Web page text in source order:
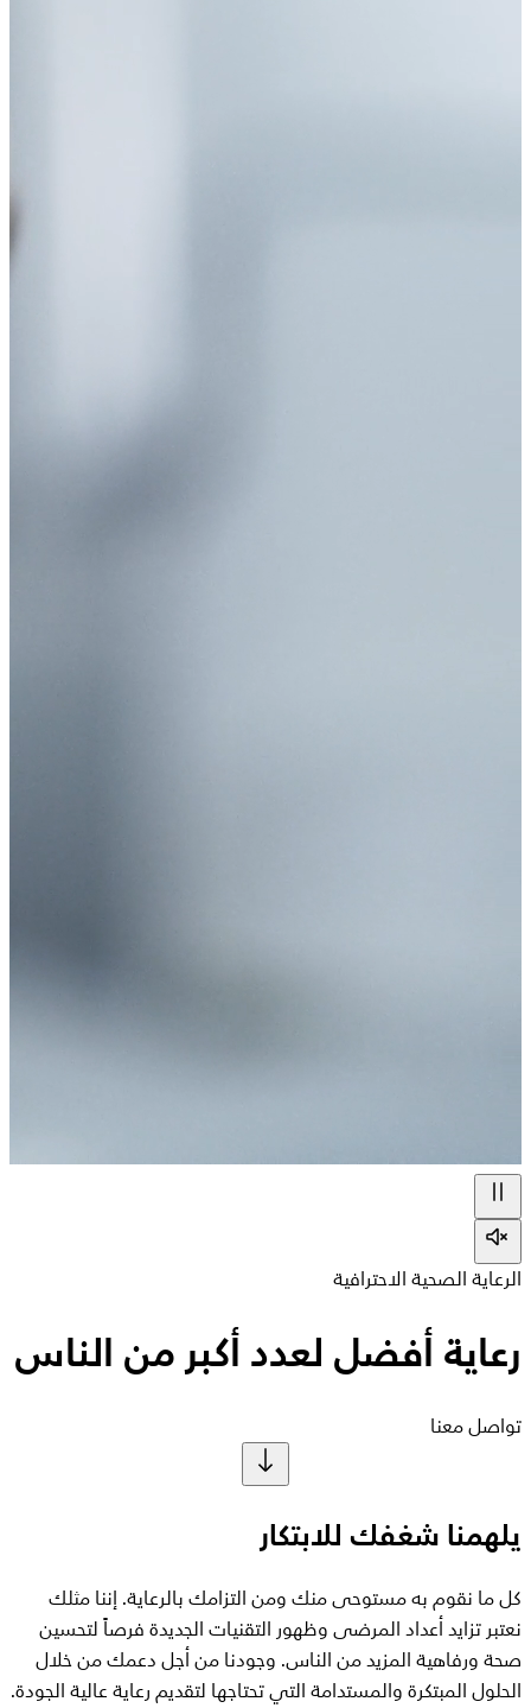
الرعاية الصحية الاحترافية
رعاية أفضل لعدد أكبر من الناس
تواصل معنا
يلهمنا شغفك للابتكار
كل ما نقوم به مستوحى منك ومن التزامك بالرعاية. إننا مثلك
نعتبر تزايد أعداد المرضى وظهور التقنيات الجديدة فرصاً لتحسين
صحة ورفاهية المزيد من الناس. وجودنا من أجل دعمك من خلال
الحلول المبتكرة والمستدامة التي تحتاجها لتقديم رعاية عالية الجودة.